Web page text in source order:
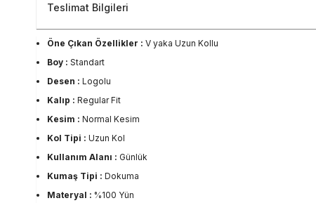
Teslimat Bilgileri
Öne Çıkan Özellikler : V yaka Uzun Kollu
Boy : Standart
Desen : Logolu
Kalıp : Regular Fit
Kesim : Normal Kesim
Kol Tipi : Uzun Kol
Kullanım Alanı : Günlük
Kumaş Tipi : Dokuma
Materyal : %100 Yün